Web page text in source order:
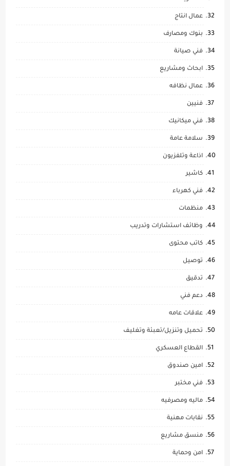
عمال انتاج
بنوك ومصارف
فني صيانة
ابحاث ومشاريع
عمال نظافه
فنيين
فني ميكانيك
سلامة عامة
اذاعة وتلفزيون
كاشير
فني كهرباء
منظمات
وظائف استشارات وتدريب
كاتب محتوى
توصيل
تدقيق
دعم فني
علاقات عامه
تحميل وتنزيل/تعبئة وتغليف
القطاع العسكري
امين صندوق
فني مختبر
ماليه ومصرفيه
نقابات مهنية
منسق مشاريع
امن وحماية